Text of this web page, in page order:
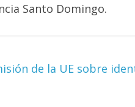
Santo Domingo.
de la UE sobre